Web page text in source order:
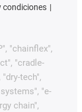
condiciones
"chainflex",
"cradle-
"dry-tech",
"e-
chain",